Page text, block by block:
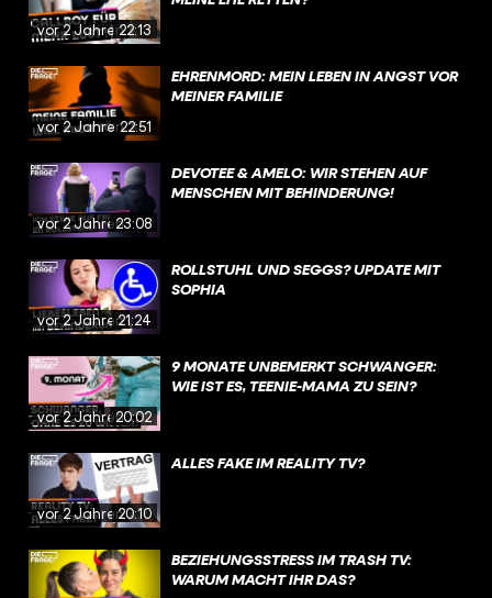
vor 2 Jahren22:13
vor 2 Jahren22:51
EHRENMORD: MEIN LEBEN IN ANGST VOR
MEINER FAMILIE
vor 2 Jahren23:08
DEVOTEE & AMELO: WIR STEHEN AUF
MENSCHEN MIT BEHINDERUNG!
vor 2 Jahren21:24
ROLLSTUHL UND SEGGS? UPDATE MIT
SOPHIA
vor 2 Jahren20:02
9 MONATE UNBEMERKT SCHWANGER:
WIE IST ES, TEENIE-MAMA ZU SEIN?
vor 2 Jahren20:10
ALLES FAKE IM REALITY TV?
BEZIEHUNGSSTRESS IM TRASH TV:
WARUM MACHT IHR DAS?